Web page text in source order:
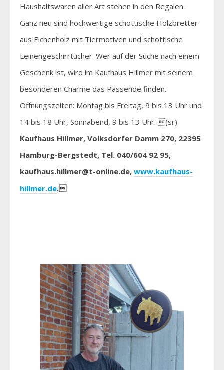
Haushaltswaren aller Art stehen in den Regalen.
Ganz neu sind hochwertige schottische Holzbretter
aus Eichenholz mit Tiermotiven und schottische
Leinengeschirrtücher. Wer auf der Suche nach einem
Geschenk ist, wird im Kaufhaus Hillmer mit seinem
besonderen Charme das Passende finden.
Öffnungszeiten: Montag bis Freitag, 9 bis 13 Uhr und
14 bis 18 Uhr, Sonnabend, 9 bis 13 Uhr. (sr)
Kaufhaus Hillmer, Volksdorfer Damm 270, 22395
Hamburg-Bergstedt, Tel. 040/604 92 95,
kaufhaus.hillmer@t-online.de, www.kaufhaus-
hillmer.de.